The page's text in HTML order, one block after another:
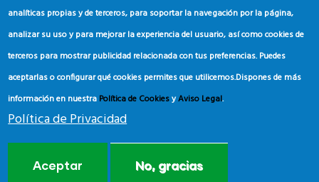
Aviso Legal
Política de Cookies
analíticas propias y de terceros, para soportar la navegación por la página,
analizar su uso y para mejorar la experiencia del usuario, así como cookies de
terceros para mostrar publicidad relacionada con tus preferencias. Puedes
aceptarlas o configurar qué cookies permites que utilicemos.Dispones de más
información en nuestra Política de CookiesyAviso Legal.
Política de Privacidad
Aceptar No, gracias